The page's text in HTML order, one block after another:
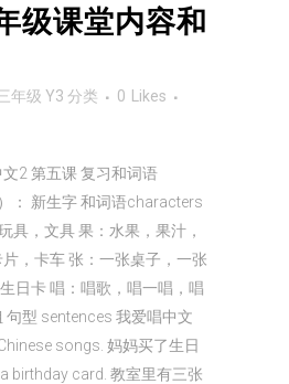
级课堂内容和
年级 Y3 分类 0
Likes
文2 第五课 复习和词语
： 新生字 和词语characters
具，文具 果：水果，果汁，
，卡车 张：一张桌子，一张
日卡 唱：唱歌，唱一唱，唱
句型 sentences 我爱唱中文
songs. 妈妈买了生日
birthday card. 教室里有三张